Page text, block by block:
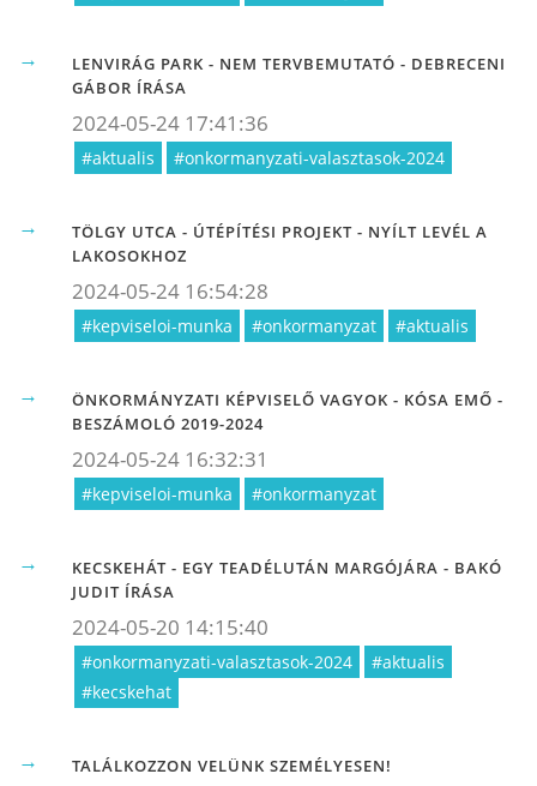
LENVIRÁG PARK - NEM TERVBEMUTATÓ - DEBRECENI
GÁBOR ÍRÁSA
#aktualis #onkormanyzati-valasztasok-2024
2024-05-24 17:41:36
TÖLGY UTCA - ÚTÉPÍTÉSI PROJEKT - NYÍLT LEVÉL A
LAKOSOKHOZ
#kepviseloi-munka #onkormanyzat #aktualis
2024-05-24 16:54:28
ÖNKORMÁNYZATI KÉPVISELŐ VAGYOK - KÓSA EMŐ -
BESZÁMOLÓ 2019-2024
#kepviseloi-munka #onkormanyzat
2024-05-24 16:32:31
KECSKEHÁT - EGY TEADÉLUTÁN MARGÓJÁRA - BAKÓ
JUDIT ÍRÁSA
#onkormanyzati-valasztasok-2024
#aktualis
#kecskehat
2024-05-20 14:15:40
TALÁLKOZZON VELÜNK SZEMÉLYESEN!